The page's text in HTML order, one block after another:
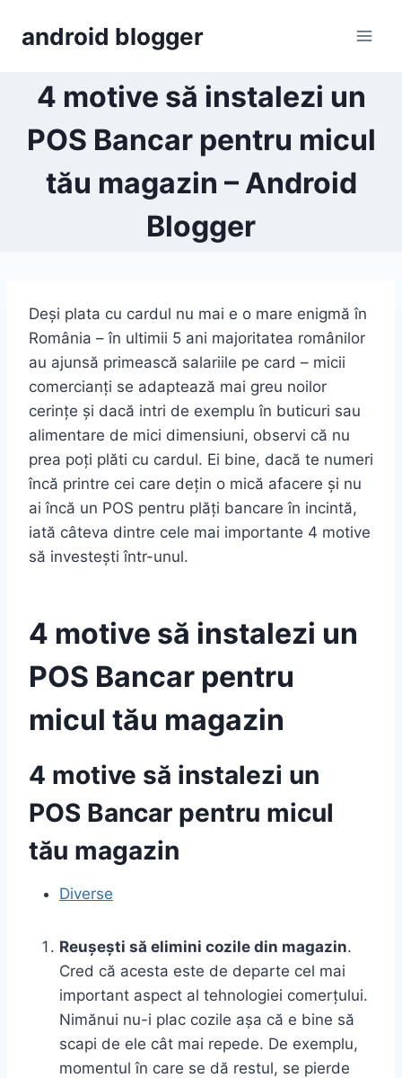
android blogger
4 motive să instalezi un
POS Bancar pentru micul
tău magazin – Android
Blogger
Deși plata cu cardul nu mai e o mare enigmă în
România – în ultimii 5 ani majoritatea românilor
au ajunsă primească salariile pe card – micii
comercianți se adaptează mai greu noilor
cerințe și dacă intri de exemplu în buticuri sau
alimentare de mici dimensiuni, observi că nu
prea poți plăti cu cardul. Ei bine, dacă te numeri
încă printre cei care dețin o mică afacere și nu
ai încă un POS pentru plăți bancare în incintă,
iată câteva dintre cele mai importante 4 motive
să investești într-unul.
4 motive să instalezi un
POS Bancar pentru
micul tău magazin
4 motive să instalezi un
POS Bancar pentru micul
tău magazin
Diverse
Reușești să elimini cozile din magazin.
Cred că acesta este de departe cel mai
important aspect al tehnologiei comerțului.
Nimănui nu-i plac cozile așa că e bine să
scapi de ele cât mai repede. De exemplu,
momentul în care se dă restul, se pierde